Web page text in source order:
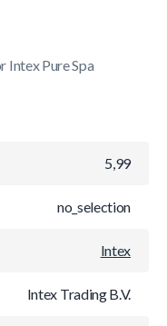
Intex Pure Spa
5,99
no_selection
Intex
Intex Trading B.V.